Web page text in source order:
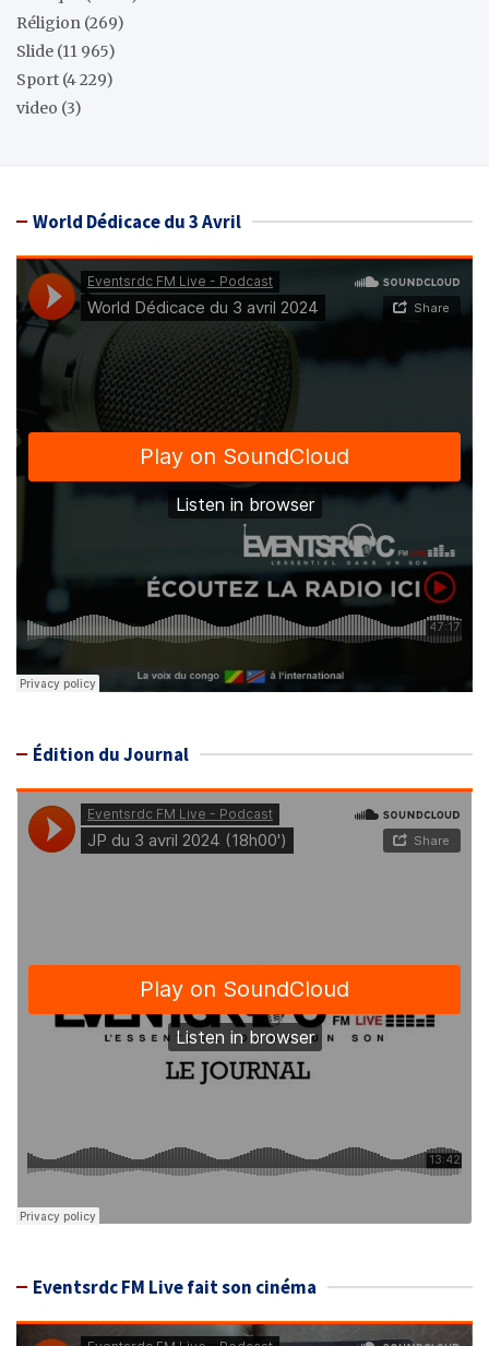
Réligion (269)
Slide (11 965)
Sport (4 229)
video (3)
World Dédicace du 3 Avril
Édition du Journal
Eventsrdc FM Live fait son cinéma